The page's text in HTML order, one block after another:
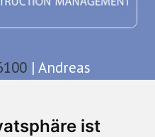
ist
| Andreas